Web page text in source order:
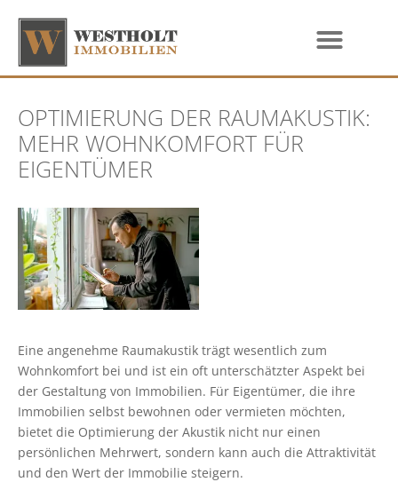
OPTIMIERUNG DER RAUMAKUSTIK:
MEHR WOHNKOMFORT FÜR
EIGENTÜMER
Eine angenehme Raumakustik trägt wesentlich zum
Wohnkomfort bei und ist ein oft unterschätzter Aspekt bei
der Gestaltung von Immobilien. Für Eigentümer, die ihre
Immobilien selbst bewohnen oder vermieten möchten,
bietet die Optimierung der Akustik nicht nur einen
persönlichen Mehrwert, sondern kann auch die Attraktivität
und den Wert der Immobilie steigern.